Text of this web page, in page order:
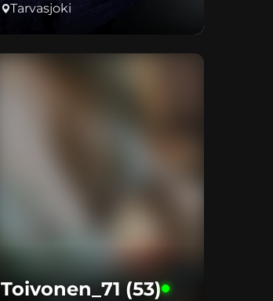
Tarvasjoki
Toivonen_71 (53)